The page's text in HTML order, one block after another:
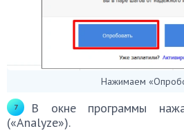
Нажимаем
В окне программы
(«Analyze»).